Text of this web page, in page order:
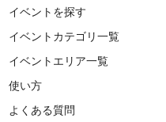
イベントを探す
イベントカテゴリ一覧
イベントエリア一覧
使い方
よくある質問